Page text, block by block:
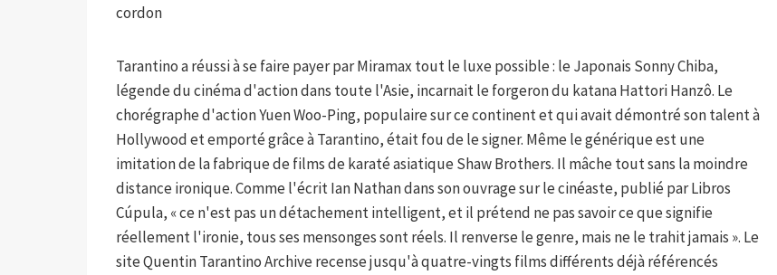
cordon
Tarantino a réussi à se faire payer par Miramax tout le luxe possible : le Japonais Sonny Chiba,
légende du cinéma d'action dans toute l'Asie, incarnait le forgeron du katana Hattori Hanzô. Le
chorégraphe d'action Yuen Woo-Ping, populaire sur ce continent et qui avait démontré son talent à
Hollywood et emporté grâce à Tarantino, était fou de le signer. Même le générique est une
imitation de la fabrique de films de karaté asiatique Shaw Brothers. Il mâche tout sans la moindre
distance ironique. Comme l'écrit Ian Nathan dans son ouvrage sur le cinéaste, publié par Libros
Cúpula, « ce n'est pas un détachement intelligent, et il prétend ne pas savoir ce que signifie
réellement l'ironie, tous ses mensonges sont réels. Il renverse le genre, mais ne le trahit jamais ». Le
site Quentin Tarantino Archive recense jusqu'à quatre-vingts films différents déjà référencés